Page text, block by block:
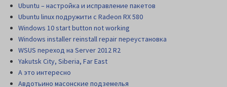
Ubuntu – настройка и исправление пакетов
Ubuntu linux подружити с Radeon RX 580
Windows 10 start button not working
Windows installer reinstall repair переустановка
WSUS переход на Server 2012 R2
Yakutsk City, Siberia, Far East
А это интересно
Авдотьино масонские подземелья